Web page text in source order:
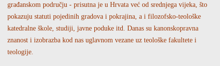
građanskom području - prisutna je u Hrvata već od srednjega vijeka, što
pokazuju statuti pojedinih gradova i pokrajina, a i filozofsko-teološke
katedralne škole, studiji, javne poduke itd. Danas su kanonskopravna
znanost i izobrazba kod nas uglavnom vezane uz teološke fakultete i
teologije.